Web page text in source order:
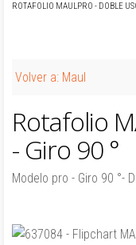
ROTAFOLIO MAULPRO - DOBLE
Volver a: Maul
Rotafolio
- Giro 90 °
Modelo pro - Giro 90 °-